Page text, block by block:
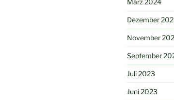
Dezember
November
September
Juli 2023
Juni 2023